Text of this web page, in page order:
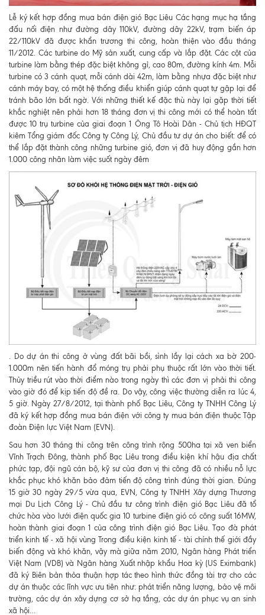
Lễ ký kết hợp đồng mua bán điện gió Bạc Liêu Các hạng mục hạ tầng
đấu nối điện như đường dây 110kV, đường dây 22kV, trạm biến áp
22/110kV đã được khẩn trương thi công, hoàn thiện vào đầu tháng
11/2012. Các turbine do Mỹ sản xuất, cung cấp và lắp đặt. Các cột của
turbine làm bằng thép đặc biệt không gỉ, cao 80m, đường kính 4m. Mỗi
turbine có 3 cánh quạt, mỗi cánh dài 42m, làm bằng nhựa đặc biệt như
cánh máy bay, có một hệ thống điều khiển giúp cánh quạt tự gập lại để
tránh bão lớn bất ngờ. Với những thiết kế đặc thù này lại gặp thời tiết
khắc nghiệt nên phải hơn 18 tháng đơn vị thi công mới có thể hoàn tất
được 10 trụ turbine của giai đoạn 1 Ông Tô Hoài Dân - Chủ tịch HĐQT
kiêm Tổng giám đốc Công ty Công Lý, Chủ đầu tư dự án cho biết: để có
thể lắp đặt thành công những turbine gió, đơn vị đã huy động gần hơn
1.000 công nhân làm việc suốt ngày đêm
. Do dự án thi công ở vùng đất bãi bồi, sình lầy lại cách xa bờ 200-
1.000m nên tiến hành đổ móng trụ phải phụ thuộc rất lớn vào thời tiết.
Thủy triều rút vào thời điểm nào trong ngày thì các đơn vị phải thi công
vào giờ đó để kịp tiến độ đề ra. Do vậy, công việc thường diễn ra lúc 4,
5 giờ. Ngày 27/8/2012, tại thành phố Bạc Liêu, Công ty TNHH Công Lý
đã ký kết hợp đồng mua bán điện với công ty mua bán điện thuộc Tập
đoàn Điện lực Việt Nam (EVN).
Sau hơn 30 tháng thi công trên công trình rộng 500ha tại xã ven biển
Vĩnh Trạch Đông, thành phố Bạc Liêu trong điều kiện khí hậu địa chất
phức tạp, đội ngũ cán bộ, kỹ sư của đơn vị thi công đã có nhiều nỗ lực
khắc phục khó khăn bảo đảm tiến độ công trình đúng thời gian. Đúng
15 giờ 30 ngày 29/5 vừa qua, EVN, Công ty TNHH Xây dựng Thương
mại Du Lịch Công Lý - Chủ đầu tư công trình điện gió Bạc Liêu đã tổ
chức hòa vào lưới điện quốc gia 10 turbine điện gió có công suất 16MW,
hoàn thành giai đoạn 1 của công trình điện gió Bạc Liêu. Tạo đà phát
triển kinh tế - xã hội vùng Trong điều kiện kinh tế - tài chính thế giới đầy
biến động và khó khăn, vậy mà giữa năm 2010, Ngân hàng Phát triển
Việt Nam (VDB) và Ngân hàng Xuất nhập khẩu Hoa kỳ (US Eximbank)
đã ký Biên bản thỏa thuận hợp tác theo hình thức đồng tài trợ cho các
dự án thuộc các lĩnh vực ưu tiên như: phát triển năng lượng, bảo vệ môi
trường, các dự án xây dựng cơ sở hạ tầng, các dự án phục vụ an sinh
xã hội…